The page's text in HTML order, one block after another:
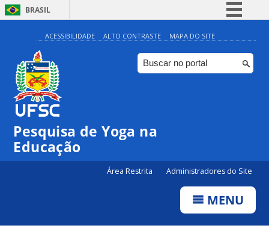
BRASIL
Simplifique!
Comunica BR
Participe
ACESSIBILIDADE ALTO CONTRASTE MAPA DO SITE
Pesquisa de Yoga na
Educação
Área Restrita Administradores do Site
MENU